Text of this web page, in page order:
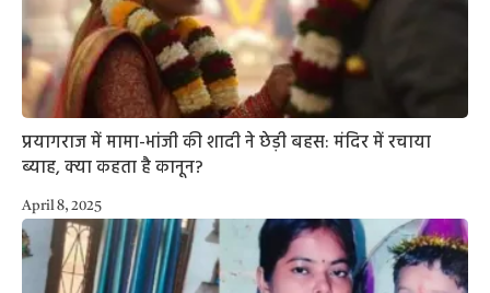
प्रयागराज में मामा-भांजी की शादी ने छेड़ी बहस: मंदिर में रचाया
ब्याह, क्या कहता है कानून?
April 8, 2025